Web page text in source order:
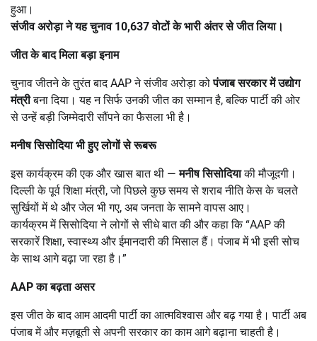
हुआ।
संजीव अरोड़ा ने यह चुनाव 10,637वोटों के भारी अंतर से जीत लिया।
जीत के बाद मिला बड़ा इनाम
चुनाव जीतने के तुरंत बाद AAP ने संजीव अरोड़ा कोपंजाब सरकार में उद्योग
मंत्रीबना दिया। यह न सिर्फ उनकी जीत का सम्मान है, बल्कि पार्टी की ओर
से उन्हें बड़ी जिम्मेदारी सौंपने का फैसला भी है।
मनीष सिसोदिया भी हुए लोगों से रूबरू
इस कार्यक्रम की एक और खास बात थी —मनीष सिसोदियाकी मौजूदगी।
दिल्ली के पूर्व शिक्षा मंत्री, जो पिछले कुछ समय से शराब नीति केस के चलते
सुर्खियों में थे और जेल भी गए, अब जनता के सामने वापस आए।
कार्यक्रम में सिसोदिया ने लोगों से सीधे बात की और कहा कि “AAP की
सरकारें शिक्षा, स्वास्थ्य और ईमानदारी की मिसाल हैं। पंजाब में भी इसी सोच
के साथ आगे बढ़ा जा रहा है।”
AAPका बढ़ता असर
इस जीत के बाद आम आदमी पार्टी का आत्मविश्वास और बढ़ गया है। पार्टी अब
पंजाब में और मज़बूती से अपनी सरकार का काम आगे बढ़ाना चाहती है।